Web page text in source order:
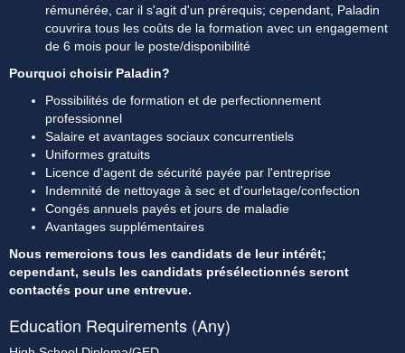
rémunérée, car il s'agit d'un prérequis; cependant, Paladin
couvrira tous les coûts de la formation avec un engagement
de 6 mois pour le poste/disponibilité
Pourquoi choisir Paladin?
Possibilités de formation et de perfectionnement
professionnel
Salaire et avantages sociaux concurrentiels
Uniformes gratuits
Licence d’agent de sécurité payée par l'entreprise
Indemnité de nettoyage à sec et d'ourletage/confection
Congés annuels payés et jours de maladie
Avantages supplémentaires
Nous remercions tous les candidats de leur intérêt;
cependant, seuls les candidats présélectionnés seront
contactés pour une entrevue.
Education Requirements (Any)